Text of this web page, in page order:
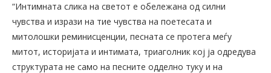
“Интимната слика на светот е обележана од силни
чувства и изрази на тие чувства на поетесата и
митолошки реминисценции, песната се протега меѓу
митот, историјата и интимата, триаголник кој ја одредува
структурата не само на песните одделно туку и на